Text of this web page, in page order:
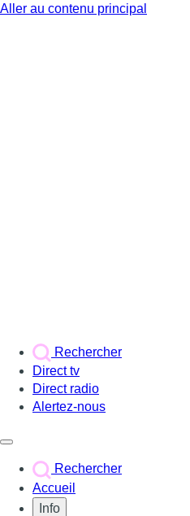
Aller au contenu principal
Rechercher
Direct tv
Direct radio
Alertez-nous
Rechercher
Accueil
Info